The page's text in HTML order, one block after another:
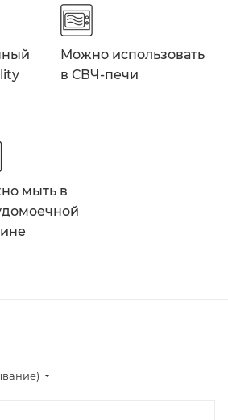
Можно использовать
в СВЧ-печи
мыть в